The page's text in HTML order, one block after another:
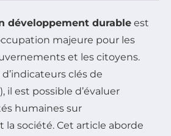
développement durable est
majeure pour les
et les citoyens.
clés de
il est possible d’évaluer
humaines sur
la société. Cet article aborde